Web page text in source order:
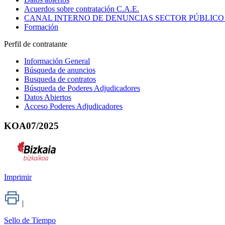
Acuerdos sobre contratación C.A.E.
CANAL INTERNO DE DENUNCIAS SECTOR
Formación
Perfil de contratante
Información General
Búsqueda de anuncios
Busqueda de contratos
Búsqueda de Poderes Adjudicadores
Datos Abiertos
Acceso Poderes Adjudicadores
KOA07/2025
Imprimir
|
Sello de Tiempo